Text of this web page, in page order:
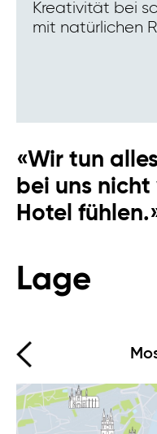
Kreativität bei
mit natürlichen
«Wir tun
bei uns
Hotel
Lage
Hallo, wie